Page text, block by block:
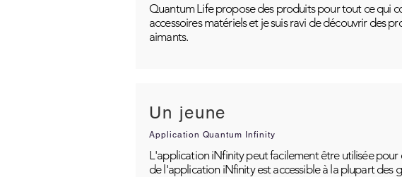
Quantum Life propose des produits pour tout ce qui
accessoires matériels et je suis ravi de découvrir des
aimants.
Un jeune
Application Quantum Infinity
L'application iNfinity peut facilement être utilisée
de l'application iNfinity est accessible à la plupart des